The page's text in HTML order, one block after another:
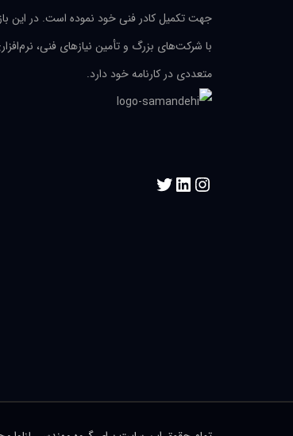
جهت تکمیل کادر فنی خود نموده است. در این
با شرکت‌های بزرگ و تأمین نیازهای فنی،
متعددی در کارنامه خود دارد.